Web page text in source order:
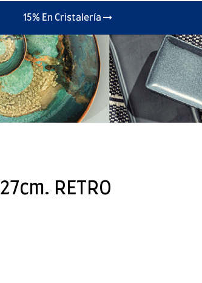
15% En Cristalería
RETRO